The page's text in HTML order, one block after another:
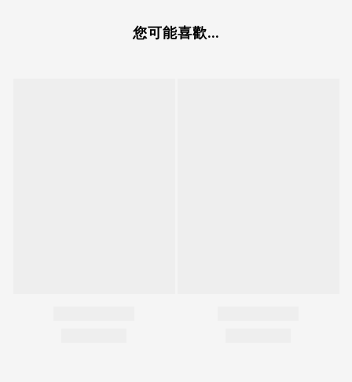
您可能喜歡...